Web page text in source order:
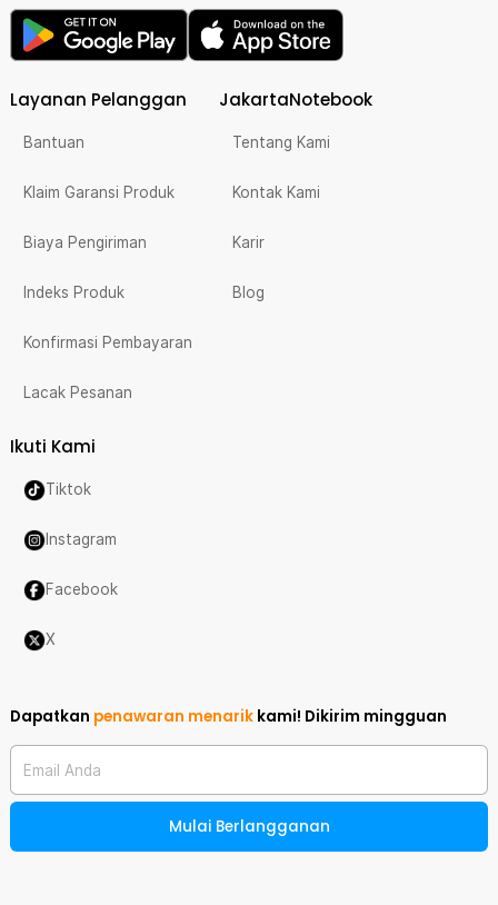
Layanan Pelanggan
Bantuan
Klaim Garansi Produk
Biaya Pengiriman
Indeks Produk
Konfirmasi Pembayaran
Lacak Pesanan
JakartaNotebook
Tentang Kami
Kontak Kami
Karir
Blog
Ikuti Kami
Tiktok
Instagram
Facebook
X
Dapatkan penawaran menarik kami! Dikirim mingguan
Email Anda
Mulai Berlangganan